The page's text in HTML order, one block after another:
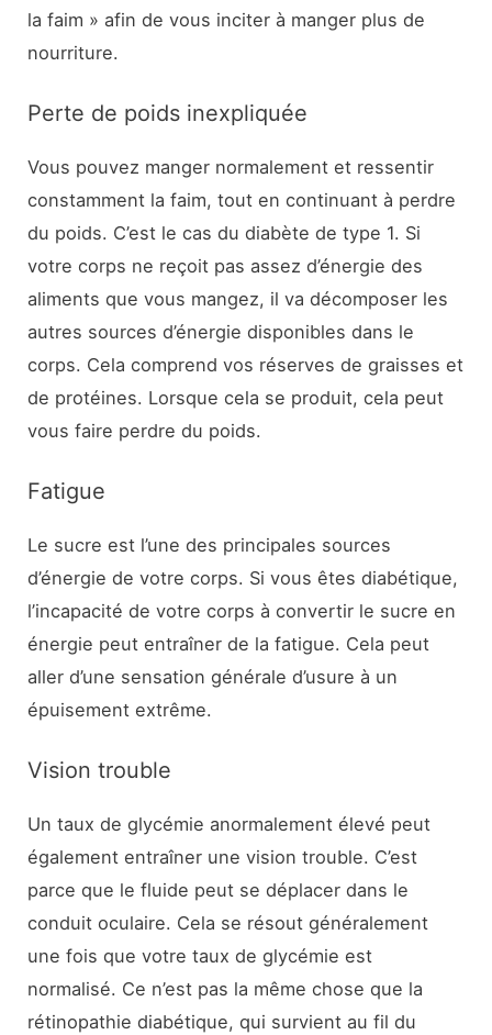
la faim » afin de vous inciter à manger plus de
nourriture.
Perte de poids inexpliquée
Vous pouvez manger normalement et ressentir
constamment la faim, tout en continuant à perdre
du poids. C’est le cas du diabète de type 1. Si
votre corps ne reçoit pas assez d’énergie des
aliments que vous mangez, il va décomposer les
autres sources d’énergie disponibles dans le
corps. Cela comprend vos réserves de graisses et
de protéines. Lorsque cela se produit, cela peut
vous faire perdre du poids.
Fatigue
Le sucre est l’une des principales sources
d’énergie de votre corps. Si vous êtes diabétique,
l’incapacité de votre corps à convertir le sucre en
énergie peut entraîner de la fatigue. Cela peut
aller d’une sensation générale d’usure à un
épuisement extrême.
Vision trouble
Un taux de glycémie anormalement élevé peut
également entraîner une vision trouble. C’est
parce que le fluide peut se déplacer dans le
conduit oculaire. Cela se résout généralement
une fois que votre taux de glycémie est
normalisé. Ce n’est pas la même chose que la
rétinopathie diabétique, qui survient au fil du